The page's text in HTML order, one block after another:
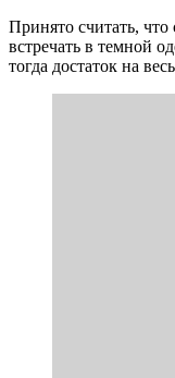
Принято считать, что
встречать в темной
тогда достаток на